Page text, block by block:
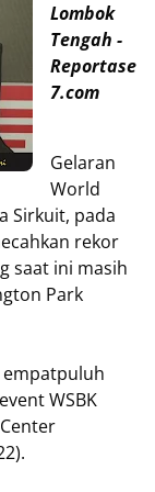
Lombok
Tengah -
Reportase
7.com
Gelaran
World
Sirkuit, pada
rekor
saat ini masih
Park
empatpuluh
WSBK